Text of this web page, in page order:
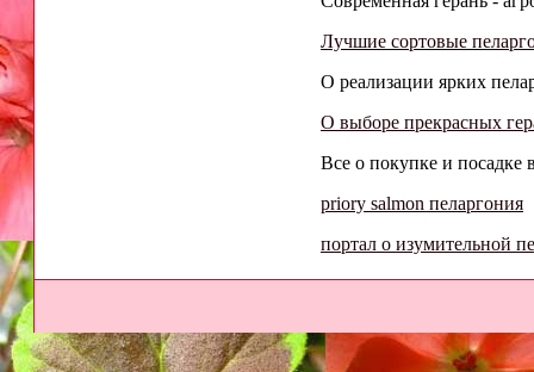
Лучшие сортовые
О реализации ярких
О выборе прекрасных
Все о покупке и посадке
priory salmon пеларгония
портал о изумительной